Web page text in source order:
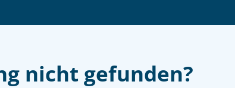
nicht gefunden?